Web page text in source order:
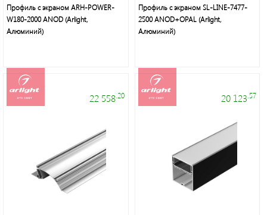
Торговые
марки
Светодиодная
Профиль с экраном ARH-POWER-
W180-2000 ANOD (Arlight,
Алюминий)
Профиль с экраном SL-LINE-7477-
2500 ANOD+OPAL (Arlight,
Алюминий)
22 558 .20 20 123 .57